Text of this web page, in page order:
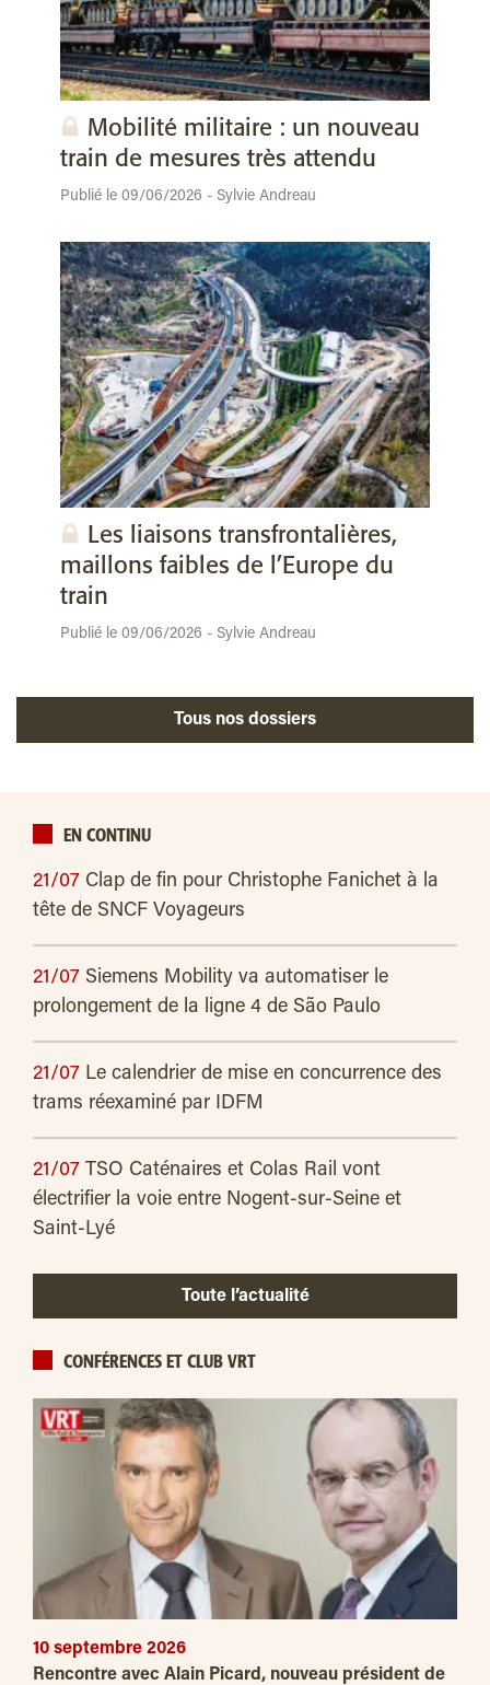
Mobilité militaire : un nouveau
train de mesures très attendu
Publié le 09/06/2026 - Sylvie Andreau
Les liaisons transfrontalières,
maillons faibles de l’Europe du
train
Publié le 09/06/2026 - Sylvie Andreau
Tous nos dossiers
EN CONTINU
21/07 Clap de fin pour Christophe Fanichet à la
tête de SNCF Voyageurs
21/07 Siemens Mobility va automatiser le
prolongement de la ligne 4 de São Paulo
21/07 Le calendrier de mise en concurrence des
trams réexaminé par IDFM
21/07 TSO Caténaires et Colas Rail vont
électrifier la voie entre Nogent-sur-Seine et
Saint-Lyé
Toute l’actualité
CONFÉRENCES ET CLUB VRT
10 septembre 2026
Rencontre avec Alain Picard, nouveau président de